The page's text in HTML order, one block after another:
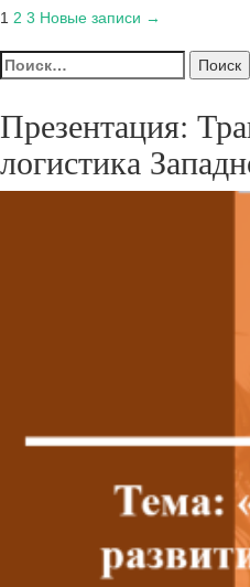
Пагинация
записей
1 2 3 Новые записи →
Найти:
Презентация:
логистика